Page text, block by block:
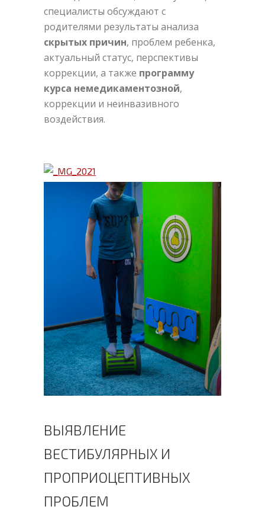
специалисты обсуждают с
родителями результаты анализа
скрытых причин, проблем ребенка,
актуальный статус, перспективы
коррекции, а также программу
курса немедикаментозной,
коррекции и неинвазивного
воздействия.
ВЫЯВЛЕНИЕ
ВЕСТИБУЛЯРНЫХ И
ПРОПРИОЦЕПТИВНЫХ
ПРОБЛЕМ